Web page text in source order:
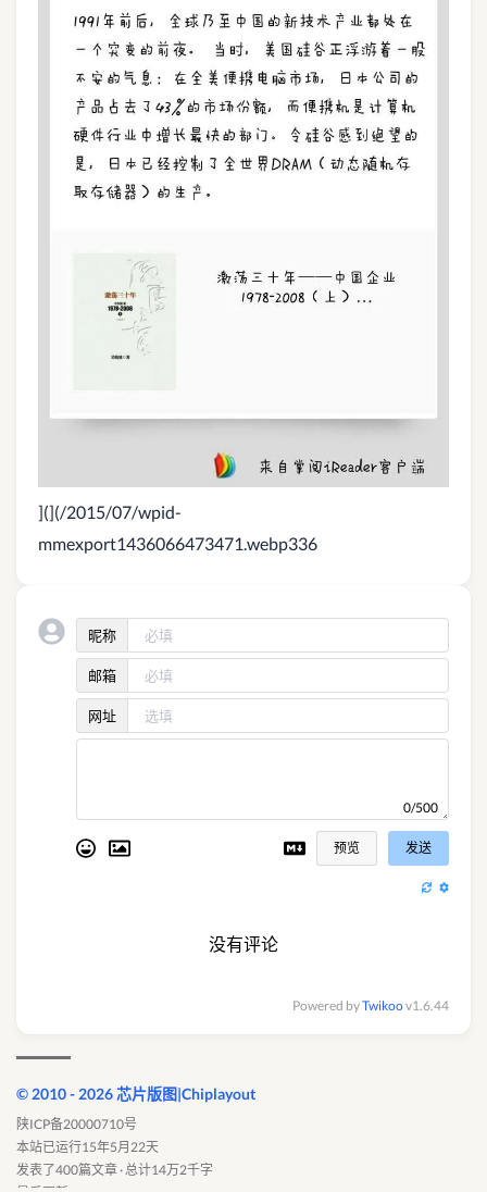
](](/2015/07/wpid-
mmexport1436066473471.webp336
昵称
邮箱
网址
0/500
预览 发送
没有评论
Powered byTwikoov1.6.44
© 2010 - 2026 芯片版图|Chiplayout
陕ICP备20000710号
本站已运行15年5月22天
发表了400篇文章 · 总计14万2千字